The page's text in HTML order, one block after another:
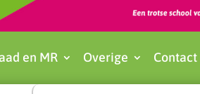
en MR Overige Contact